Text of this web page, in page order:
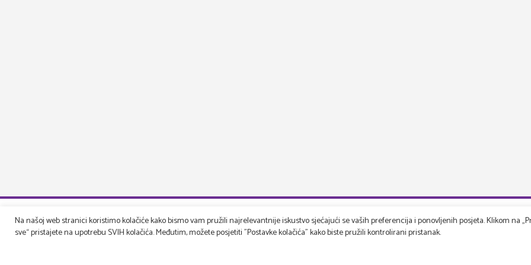
Druga perspektiva Korisnička podrška
Na našoj web stranici koristimo kolačiće kako bismo vam pružili najrelevantnije iskustvo sjećajući se vaših preferencija i ponovljenih posjeta. Klikom na
sve“ pristajete na upotrebu SVIH kolačića. Međutim, možete posjetiti "Postavke kolačića" kako biste pružili kontrolirani pristanak.